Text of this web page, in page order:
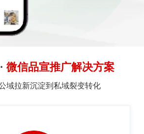
微信品宣推广解决方案
域拉新沉淀到私域裂变转化